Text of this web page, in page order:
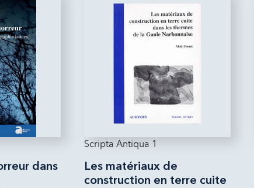
dans
Scripta Antiqua 1
Les matériaux de
construction en terre cuite